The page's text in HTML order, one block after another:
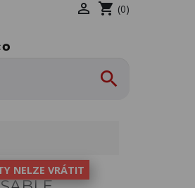
 shopping_cart (0)

NELZE VRÁTIT